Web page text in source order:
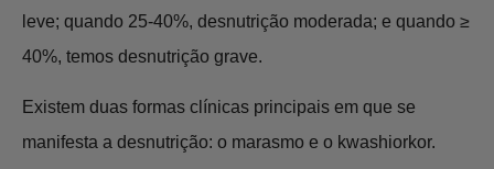
leve; quando 25-40%, desnutrição moderada; e quando ≥
40%, temos desnutrição grave.
Existem duas formas clínicas principais em que se
manifesta a desnutrição: o marasmo e o kwashiorkor.